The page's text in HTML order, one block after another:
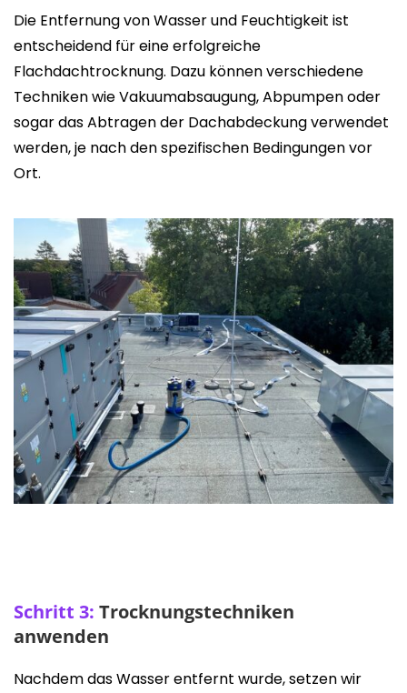
Die Entfernung von Wasser und Feuchtigkeit ist
entscheidend für eine erfolgreiche
Flachdachtrocknung. Dazu können verschiedene
Techniken wie Vakuumabsaugung, Abpumpen oder
sogar das Abtragen der Dachabdeckung verwendet
werden, je nach den spezifischen Bedingungen vor
Ort.
Schritt 3: Trocknungstechniken
anwenden
Nachdem das Wasser entfernt wurde, setzen wir